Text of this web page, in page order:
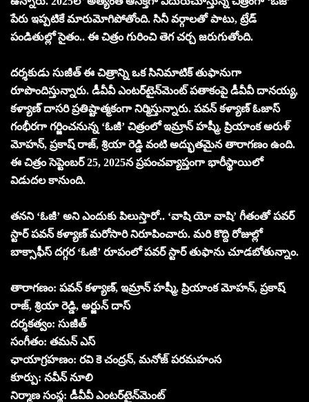
పేరు ఇప్పటికే మారుమోగిపోతోంది. సినీ వర్గాలతో పాటు, ట్రేడ్
పండితుల్లో సైతం.. ఈ చిత్రం గురించి తెగ చర్చ జరుగుతోంది.
దర్శకుడు సుజీత్ ఈ చిత్రాన్ని ఒక సినిమాటిక్ తుఫానుగా
రూపొందిస్తున్నారు. డీవీవీ ఎంటర్‌టైన్‌మెంట్ పతాకంపై డీవీవీ దానయ్య,
కళ్యాణ్ దాసరి ప్రతిష్టాత్మకంగా నిర్మిస్తున్నారు. పవన్ కళ్యాణ్ ఓజాస్
గంభీరగా గర్జించనున్న ‘ఓజీ’ చిత్రంలో ఇమ్రాన్ హష్మీ, ప్రియాంక అరుళ్
మోహన్, ప్రకాష్ రాజ్, శ్రియా రెడ్డి వంటి అద్భుతమైన తారాగణం ఉంది.
ఈ చిత్రం సెప్టెంబర్ 25, 2025న ప్రపంచవ్యాప్తంగా భారీస్థాయిలో
విడుదల కానుంది.
తనని ‘ఓజీ’ అని ఎందుకు పిలుస్తారో.. ‘వాషి యో వాషి’ గీతంతో పవర్
స్టార్ పవన్ కళ్యాణ్ మరోసారి నిరూపించారు. మరి కొద్ది రోజుల్లో
బాక్సాఫీస్ దగ్గర ‘ఓజీ’ రూపంలో పవర్ స్టార్ తుఫాను చూడబోతున్నాం.
తారాగణం: పవన్ కళ్యాణ్, ఇమ్రాన్ హష్మీ, ప్రియాంక మోహన్, ప్రకాష్
రాజ్, శ్రియా రెడ్డి, అర్జున్ దాస్
దర్శకత్వం: సుజీత్
సంగీతం: తమన్ ఎస్
ఛాయాగ్రహణం: రవి కె చంద్రన్, మనోజ్ పరమహంస
కూర్పు: నవీన్ నూలి
నిర్మాణ సంస్థ: డీవీవీ ఎంటర్‌టైన్‌మెంట్